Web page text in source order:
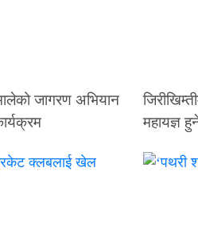
जागरण अभियान
महायज्ञ